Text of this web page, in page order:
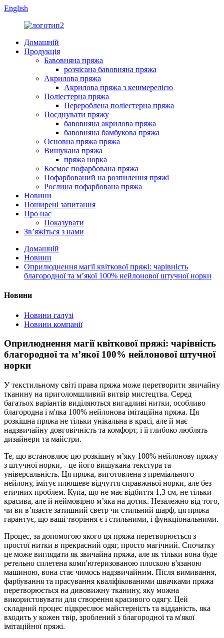
English
Домашній
Продукція
Бавовняна пряжа
розчісана бавовняна пряжа
Акрилова пряжа
Акрилова пряжа з кешмерелією
Поліестерна пряжа
Перероблена поліестерна пряжа
Поєднувати пряжу
бавовняна акрилова пряжа
бавовняна бамбукова пряжа
Основна пряжа пряжа
Вишукана пряжа
пряжа норка
Космос пофарбована пряжа
Пофарбований на розпилення пряжі
Рослина пофарбована пряжа
Новини
Поширені запитання
Про нас
Показувати
Зв’яжіться з нами
Домашній
Новини
Оприлюднення магії квіткової пряжі: чарівність
благородної та м’якої 100% нейлонової штучної норки
Новини
Новини галузі
Новини компанії
Оприлюднення магії квіткової пряжі: чарівність
благородної та м’якої 100% нейлонової штучної
норки
У текстильному світі права пряжа може перетворити звичайну
тканину на приголомшливий витвір мистецтва. Серед
багатьох варіантів виділяються вигадливі нитки, особливо
благородна і м'яка 100% нейлонова імітаційна пряжа. Ця
розкішна пряжа не тільки унікальна в красі, але й має
надзвичайну довговічність та комфорт, і її глибоко люблять
дизайнери та майстри.
Те, що встановлює цю розкішну м’яку 100% нейлонову пряжу
з штучної норки, - це його вишукана текстура та
універсальність. Ця пряжа, виготовлена ​​з преміального
нейлону, імітує плюшеве відчуття справжньої норки, але без
етичних проблем. Купа, що не має відбиття 1,3 см, не тільки
красива, але й неймовірно м’яка на дотик. Незалежно від того,
чи ви в’язаєте затишний светр чи стильний шарф, ця пряжа
гарантує, що ваші творіння є і стильними, і функціональними.
Процес, за допомогою якого ця пряжа перетворюється з
простої нитки в прекрасний одяг, просто магічний. Спочатку
це може виглядати як звичайна пряжа, але як тільки вона буде
ретельно сплетена комп'ютеризованою плоскою в'язаною
машиною, вона стає чимось надзвичайним. Після вимивання,
фарбування та прасування кваліфікованими швачками пряжа
перетворюється на дивовижну тканину, яку можна
використовувати для створення красивого одягу. Цей
складний процес підкреслює майстерність та відданість, яка
входить у кожен твір, зроблений з благородної та м'якої
імітаційної пряжі.